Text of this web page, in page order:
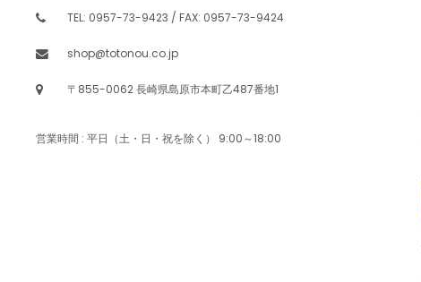
TEL: 0957-73-9423 / FAX: 0957-73-9424
shop@totonou.co.jp
〒855-0062 長崎県島原市本町乙487番地1
営業時間 : 平日（土・日・祝を除く） 9:00～18:00